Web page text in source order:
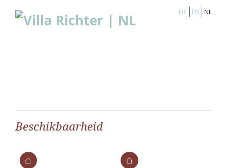
DE EN NL
Beschikbaarheid